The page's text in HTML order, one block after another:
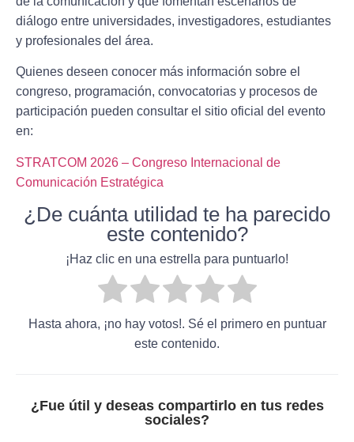
diálogo entre universidades, investigadores, estudiantes
y profesionales del área.
Quienes deseen conocer más información sobre el
congreso, programación, convocatorias y procesos de
participación pueden consultar el sitio oficial del evento
en:
STRATCOM 2026 – Congreso Internacional de
Comunicación Estratégica
¿De cuánta utilidad te ha parecido
este contenido?
¡Haz clic en una estrella para puntuarlo!
Hasta ahora, ¡no hay votos!. Sé el primero en puntuar
este contenido.
¿Fue útil y deseas compartirlo en tus redes
sociales?